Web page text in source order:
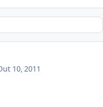
10, 2011